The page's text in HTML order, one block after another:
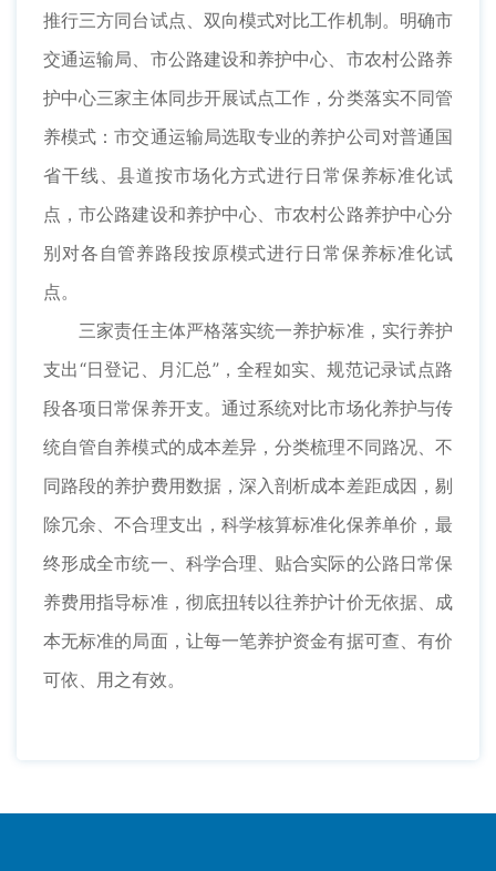
推行三方同台试点、双向模式对比工作机制。明确市
交通运输局、市公路建设和养护中心、市农村公路养
护中心三家主体同步开展试点工作，分类落实不同管
养模式：市交通运输局选取专业的养护公司对普通国
省干线、县道按市场化方式进行日常保养标准化试
点，市公路建设和养护中心、市农村公路养护中心分
别对各自管养路段按原模式进行日常保养标准化试
点。
三家责任主体严格落实统一养护标准，实行养护
支出“日登记、月汇总”，全程如实、规范记录试点路
段各项日常保养开支。通过系统对比市场化养护与传
统自管自养模式的成本差异，分类梳理不同路况、不
同路段的养护费用数据，深入剖析成本差距成因，剔
除冗余、不合理支出，科学核算标准化保养单价，最
终形成全市统一、科学合理、贴合实际的公路日常保
养费用指导标准，彻底扭转以往养护计价无依据、成
本无标准的局面，让每一笔养护资金有据可查、有价
可依、用之有效。